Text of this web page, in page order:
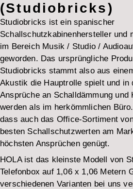
(Studiobricks)
Studiobricks ist ein spanischer
Schallschutzkabinenhersteller und
im Bereich Musik / Studio /
geworden. Das ursprüngliche
Studiobricks stammt also aus
Akustik die Hauptrolle spielt und in
Ansprüche an Schalldämmung und
werden als im herkömmlichen
dass auch das Office-Sortiment
besten Schallschutzwerten am
höchsten Ansprüchen genügt.
HOLA ist das kleinste Modell von
Telefonbox auf 1,06 x 1,06 Metern
verschiedenen Varianten bei uns